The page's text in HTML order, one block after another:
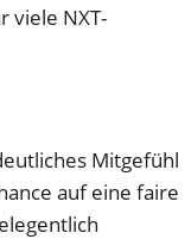
viele NXT-
Mitgefühl
auf eine faire